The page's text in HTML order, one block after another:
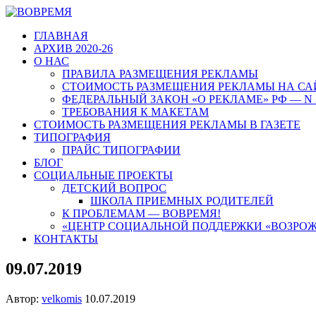
ГЛАВНАЯ
АРХИВ 2020-26
О НАС
ПРАВИЛА РАЗМЕЩЕНИЯ РЕКЛАМЫ
СТОИМОСТЬ РАЗМЕЩЕНИЯ РЕКЛАМЫ НА
ФЕДЕРАЛЬНЫЙ ЗАКОН «О РЕКЛАМЕ» РФ — N
ТРЕБОВАНИЯ К МАКЕТАМ
СТОИМОСТЬ РАЗМЕЩЕНИЯ РЕКЛАМЫ В ГАЗЕТЕ
ТИПОГРАФИЯ
ПРАЙС ТИПОГРАФИИ
БЛОГ
СОЦИАЛЬНЫЕ ПРОЕКТЫ
ДЕТСКИЙ ВОПРОС
ШКОЛА ПРИЕМНЫХ РОДИТЕЛЕЙ
К ПРОБЛЕМАМ — ВОВРЕМЯ!
«ЦЕНТР СОЦИАЛЬНОЙ ПОДДЕРЖКИ
КОНТАКТЫ
09.07.2019
Автор: velkomis 10.07.2019